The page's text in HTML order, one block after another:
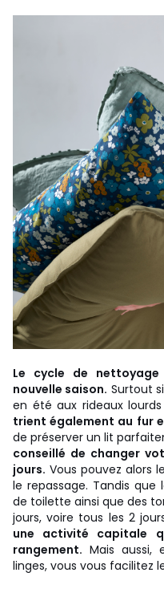
Le cycle de
nouvelle saison. Surtout
en été aux rideaux
trient également au fur
de préserver un lit
conseillé de changer
jours. Vous pouvez alors
le repassage. Tandis
de toilette ainsi que des
jours, voire tous les 2
une activité capitale
rangement. Mais aussi,
linges, vous vous facilitez